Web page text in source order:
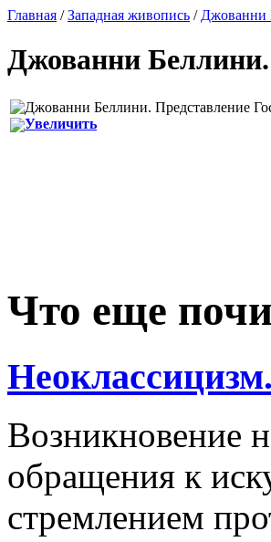
Главная /Западная живопись / Джованни
Джованни Беллини.
Увеличить
Что еще
Неоклассицизм.
Возникновение
обращения к
стремлением